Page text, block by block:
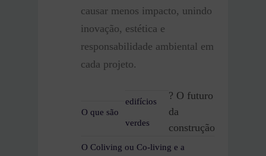
causar menos impacto, unindo
inovação, estética e
responsabilidade ambiental em
cada projeto.
O que são
edifícios
verdes
? O futuro
da
construção
O Coliving ou Co-living e a